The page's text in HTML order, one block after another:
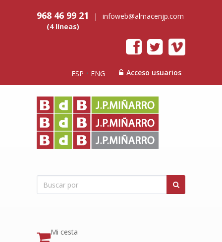
968 46 99 21 |
infoweb@almacenjp.com
(4 líneas)
Acceso usuarios
ESP ENG
Mi cesta